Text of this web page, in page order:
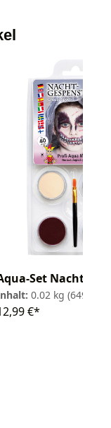
Set
0.02 kg (649,50
€*